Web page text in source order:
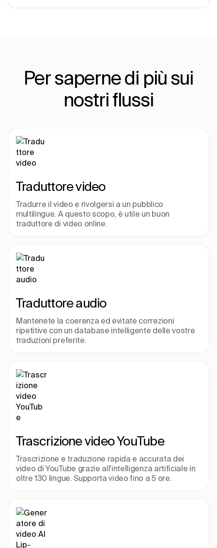
Per saperne di più sui
nostri flussi
Traduttore video
Tradurre il video e rivolgersi a un pubblico
multilingue. A questo scopo, è utile un buon
traduttore di video online.
Traduttore audio
Mantenete la coerenza ed evitate correzioni
ripetitive con un database intelligente delle vostre
traduzioni preferite.
Trascrizione video YouTube
Trascrizione e traduzione rapida e accurata dei
video di YouTube grazie all'intelligenza artificiale in
oltre 130 lingue. Supporta video fino a 5 ore.